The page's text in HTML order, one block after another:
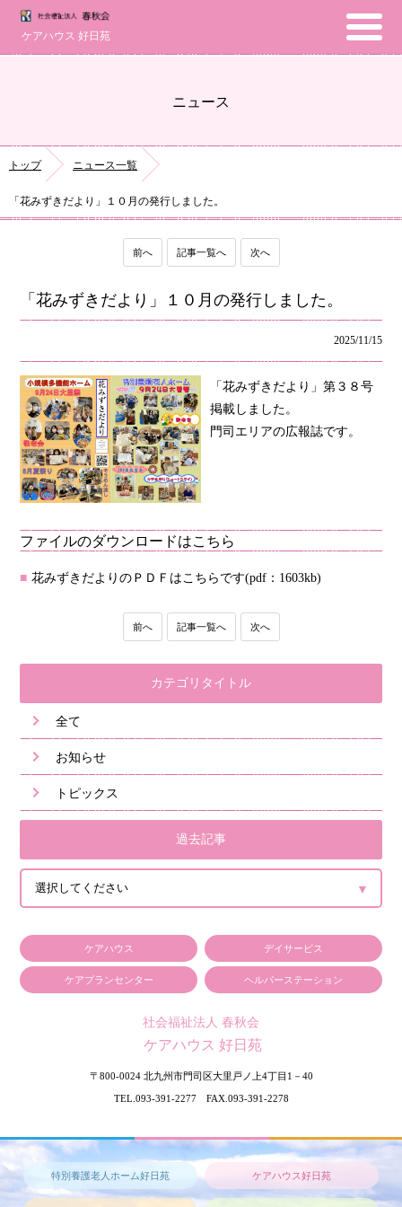
ケアハウス 好日苑
ニュース
トップ ニュース一覧
「花みずきだより」１０月の発行しました。
カテゴリタイトル
全て
お知らせ
トピックス
過去記事
前へ 記事一覧へ 次へ
「花みずきだより」１０月の発行しました。
2025/11/15
「花みずきだより」第３８号
掲載しました。
門司エリアの広報誌です。
ファイルのダウンロードはこちら
花みずきだよりのＰＤＦはこちらです(pdf：1603kb)
前へ 記事一覧へ 次へ
ケアハウス デイサービス
ケアプランセンター ヘルパーステーション
社会福祉法人 春秋会
ケアハウス 好日苑
〒800-0024 北九州市門司区大里戸ノ上4丁目1－40
TEL.093-391-2277 FAX.093-391-2278
特別養護老人ホーム好日苑 ケアハウス好日苑